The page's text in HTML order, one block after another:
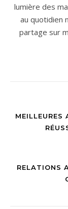
lumière des
au quotidien
partage sur
MEILLEURES
RELATIONS